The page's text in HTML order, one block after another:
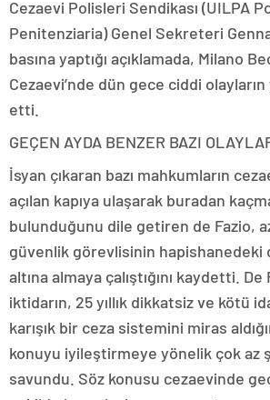
Cezaevi Polisleri Sendikası (UILPA
Penitenziaria) Genel Sekreteri
basına yaptığı açıklamada, Milano
Cezaevi’nde dün gece ciddi olayların
etti.
GEÇEN AYDA BENZER BAZI
İsyan çıkaran bazı mahkumların
açılan kapıya ulaşarak buradan
bulunduğunu dile getiren de Fazio,
güvenlik görevlisinin hapishanedeki
altına almaya çalıştığını kaydetti.
iktidarın, 25 yıllık dikkatsiz ve kötü
karışık bir ceza sistemini miras
konuyu iyileştirmeye yönelik çok az
savundu. Söz konusu cezaevinde